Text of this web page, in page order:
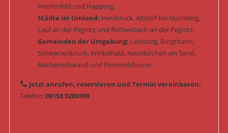
Henfenfeld und Happurg.
Städte im Umland: Hersbruck, Altdorf bei Nürnberg,
Lauf an der Pegnitz und Röthenbach an der Pegnitz.
Gemeinden der Umgebung: Leinburg, Burgthann,
Schwarzenbruck, Winkelhaid, Neunkirchen am Sand,
Reichenschwand und Pommelsbrunn.
Jetzt anrufen, reservieren und Termin vereinbaren:
Telefon:09158 9289399